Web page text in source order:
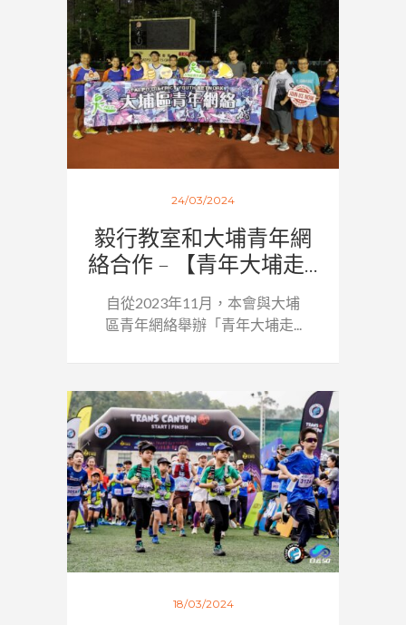
24/03/2024
毅行教室和大埔青年網
絡合作 – 【青年大埔走...
自從2023年11月，本會與大埔
區青年網絡舉辦「青年大埔走...
18/03/2024